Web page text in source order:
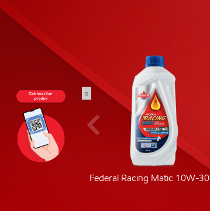
Federal Racing Matic 10W-30
x